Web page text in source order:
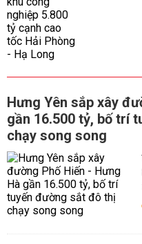
Hưng Yên sắp xây
gần 16.500 tỷ, bố trí
chạy song song